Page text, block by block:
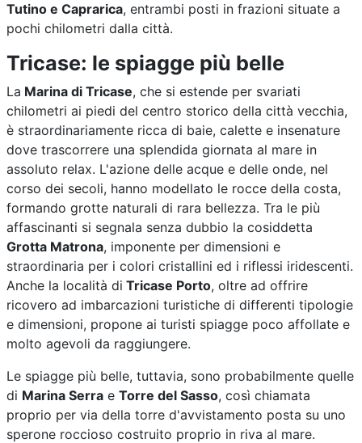
Tutino e Caprarica, entrambi posti in frazioni situate a
pochi chilometri dalla città.
Tricase: le spiagge più belle
La Marina di Tricase, che si estende per svariati
chilometri ai piedi del centro storico della città vecchia,
è straordinariamente ricca di baie, calette e insenature
dove trascorrere una splendida giornata al mare in
assoluto relax. L'azione delle acque e delle onde, nel
corso dei secoli, hanno modellato le rocce della costa,
formando grotte naturali di rara bellezza. Tra le più
affascinanti si segnala senza dubbio la cosiddetta
Grotta Matrona, imponente per dimensioni e
straordinaria per i colori cristallini ed i riflessi iridescenti.
Anche la località di Tricase Porto, oltre ad offrire
ricovero ad imbarcazioni turistiche di differenti tipologie
e dimensioni, propone ai turisti spiagge poco affollate e
molto agevoli da raggiungere.
Le spiagge più belle, tuttavia, sono probabilmente quelle
di Marina Serra e Torre del Sasso, così chiamata
proprio per via della torre d'avvistamento posta su uno
sperone roccioso costruito proprio in riva al mare.